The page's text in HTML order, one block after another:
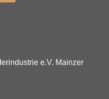
e.V. Mainzer